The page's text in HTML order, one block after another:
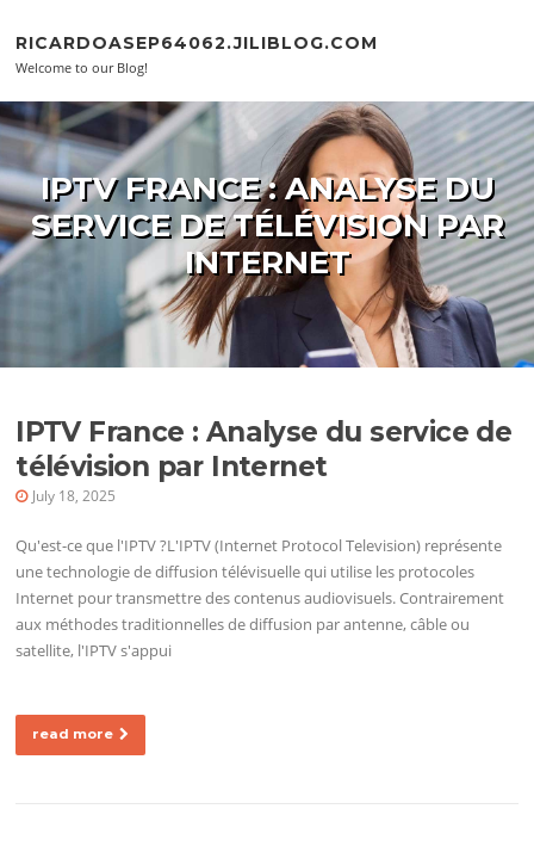
RICARDOASEP64062.JILIBLOG.COM
Welcome to our Blog!
IPTV FRANCE : ANALYSE DU
SERVICE DE TÉLÉVISION PAR
INTERNET
IPTV France : Analyse du service de
télévision par Internet
July 18, 2025
Qu'est-ce que l'IPTV ?L'IPTV (Internet Protocol Television) représente
une technologie de diffusion télévisuelle qui utilise les protocoles
Internet pour transmettre des contenus audiovisuels. Contrairement
aux méthodes traditionnelles de diffusion par antenne, câble ou
satellite, l'IPTV s'appui
read more